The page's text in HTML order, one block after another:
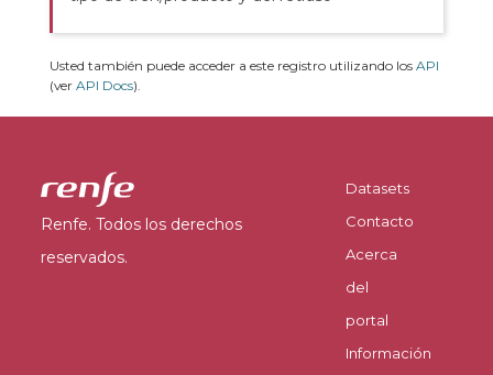
Usted también puede acceder a este registro utilizando los API
(ver API Docs).
Renfe. Todos los derechos
reservados.
Datasets
Contacto
Acerca
del
portal
Información